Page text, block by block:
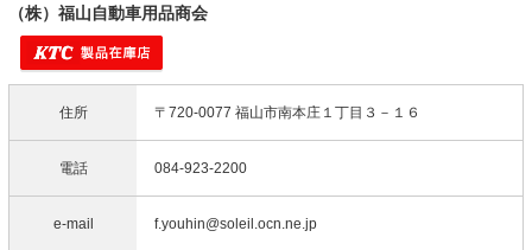
（株）福山自動車用品商会
住所 〒720-0077 福山市南本庄１丁目３－１６
電話 084-923-2200
e-mail f.youhin@soleil.ocn.ne.jp